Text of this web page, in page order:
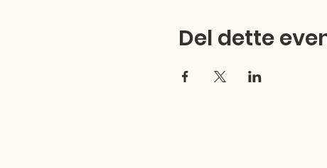
Del dette